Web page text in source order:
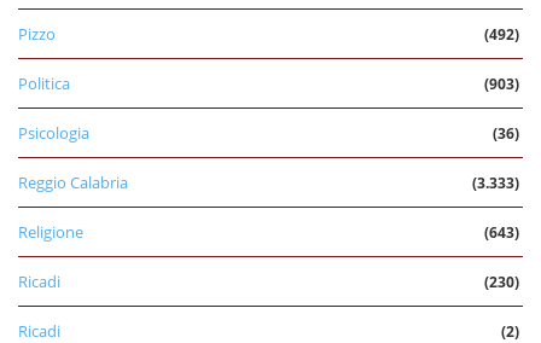
Pizzo (492)
Politica (903)
Psicologia (36)
Reggio Calabria (3.333)
Religione (643)
Ricadi (230)
Ricadi (2)